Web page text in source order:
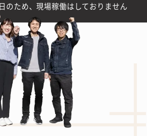
のため、現場稼働はしておりません